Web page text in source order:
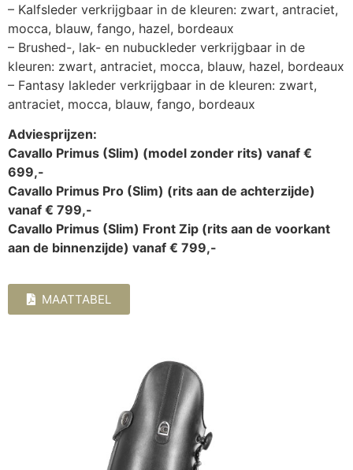
– Kalfsleder verkrijgbaar in de kleuren: zwart, antraciet,
mocca, blauw, fango, hazel, bordeaux
– Brushed-, lak- en nubuckleder verkrijgbaar in de
kleuren: zwart, antraciet, mocca, blauw, hazel, bordeaux
– Fantasy lakleder verkrijgbaar in de kleuren: zwart,
antraciet, mocca, blauw, fango, bordeaux
Adviesprijzen:
Cavallo Primus (Slim) (model zonder rits) vanaf €
699,-
Cavallo Primus Pro (Slim) (rits aan de achterzijde)
vanaf € 799,-
Cavallo Primus (Slim) Front Zip (rits aan de voorkant
aan de binnenzijde) vanaf € 799,-
MAATTABEL